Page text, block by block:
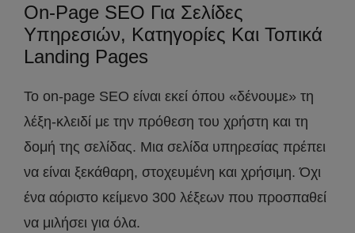
On-Page SEO Για Σελίδες
Υπηρεσιών, Κατηγορίες Και Τοπικά
Landing Pages
Το on-page SEO είναι εκεί όπου «δένουμε» τη
λέξη-κλειδί με την πρόθεση του χρήστη και τη
δομή της σελίδας. Μια σελίδα υπηρεσίας πρέπει
να είναι ξεκάθαρη, στοχευμένη και χρήσιμη. Όχι
ένα αόριστο κείμενο 300 λέξεων που προσπαθεί
να μιλήσει για όλα.